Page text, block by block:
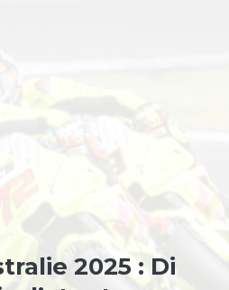
2025 : Di